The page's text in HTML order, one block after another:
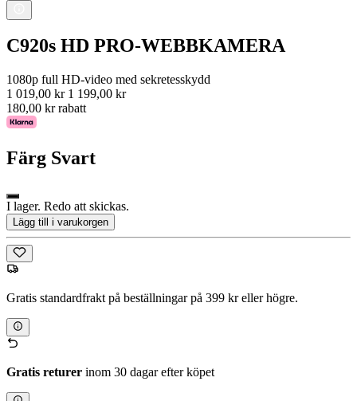
C920s HD PRO-WEBBKAMERA
1080p full HD-video med sekretesskydd
1 019,00 kr 1 199,00 kr
180,00 kr rabatt
Färg Svart
I lager. Redo att skickas.
Lägg till i varukorgen
Gratis standardfrakt på beställningar på 399 kr eller högre.
Gratis returer inom 30 dagar efter köpet